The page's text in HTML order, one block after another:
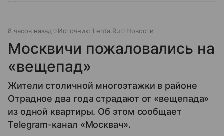
8 часов назад Источник: Lenta.Ru Новости
Москвичи пожаловались на
«вещепад»
Жители столичной многоэтажки в районе
Отрадное два года страдают от «вещепада»
из одной квартиры. Об этом сообщает
Telegram-канал «Москвач».